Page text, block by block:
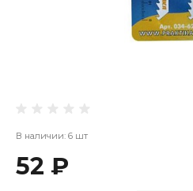
В наличии: 6 шт
52 ₽